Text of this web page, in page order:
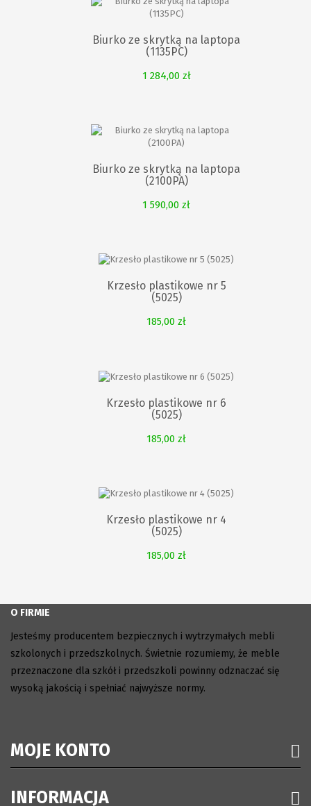
Biurko ze skrytką na laptopa
(1135PC)
1 284,00 zł
Biurko ze skrytką na laptopa
(2100PA)
1 590,00 zł
Krzesło plastikowe nr 5
(5025)
185,00 zł
Krzesło plastikowe nr 6
(5025)
185,00 zł
Krzesło plastikowe nr 4
(5025)
185,00 zł
O FIRMIE
Jesteśmy producentem bezpiecznych i wytrzymałych mebli
szkolonych i przedszkolnych. Świetnie rozumiemy, że meble
przeznaczone dla szkół i przedszkoli powinny odznaczać się
wysoką jakością i spełniać najwyższe normy.
MOJE KONTO
INFORMACJA